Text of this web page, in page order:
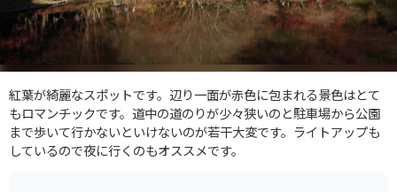
紅葉が綺麗なスポットです。辺り一面が赤色に包まれる景色はとて
もロマンチックです。道中の道のりが少々狭いのと駐車場から公園
まで歩いて行かないといけないのが若干大変です。ライトアップも
しているので夜に行くのもオススメです。